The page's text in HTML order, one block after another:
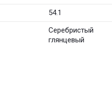
54.1
Серебристый
глянцевый